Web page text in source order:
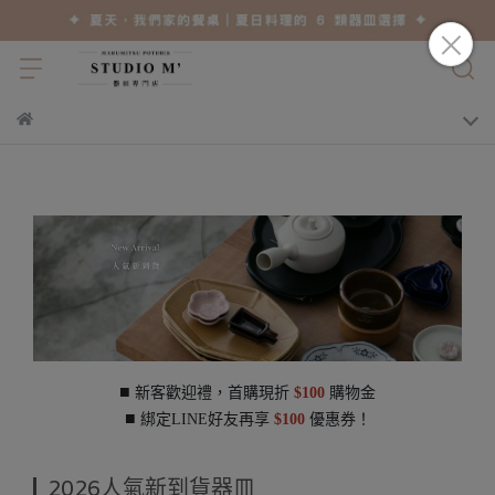
■ 新客歡迎禮，首購現折 $100 購物金
■ 綁定LINE好友再享 $100 優惠券！